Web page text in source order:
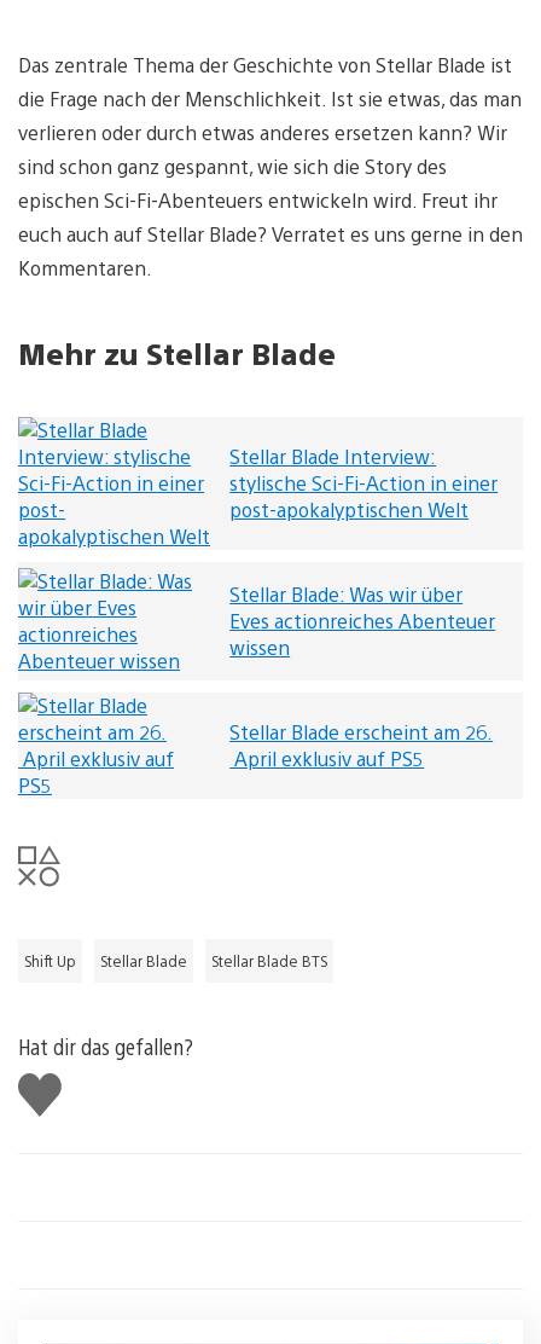
Das zentrale Thema der Geschichte von Stellar Blade ist
die Frage nach der Menschlichkeit. Ist sie etwas, das man
verlieren oder durch etwas anderes ersetzen kann? Wir
sind schon ganz gespannt, wie sich die Story des
epischen Sci-Fi-Abenteuers entwickeln wird. Freut ihr
euch auch auf Stellar Blade? Verratet es uns gerne in den
Kommentaren.
Mehr zu Stellar Blade
Stellar Blade Interview:
stylische Sci-Fi-Action in einer
post-apokalyptischen Welt
Stellar Blade: Was wir über
Eves actionreiches Abenteuer
wissen
Stellar Blade erscheint am 26.
April exklusiv auf PS5
Shift Up Stellar Blade Stellar Blade BTS
Hat dir das gefallen?
Gefällt
mir